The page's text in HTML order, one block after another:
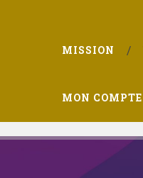
MISSION
MON COMPTE